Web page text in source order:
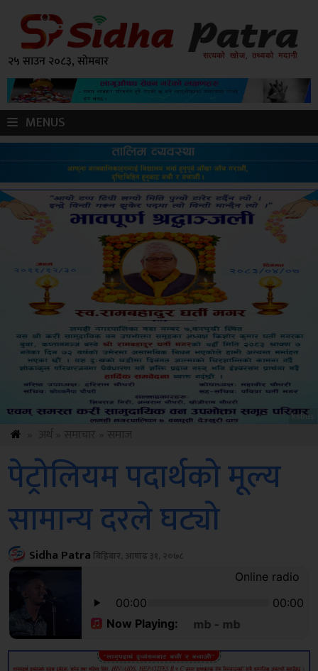
२५ साउन २०८३, सोमबार
MENUS
Amb
पेट्रोलियम पदार्थको मूल्य
सामान्य दरले घट्यो
Sidha Patraबिहिबार, आषाढ ३१, २०७८